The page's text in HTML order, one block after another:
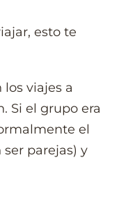
esto te
viajes a
Si el grupo era
el
ser parejas) y